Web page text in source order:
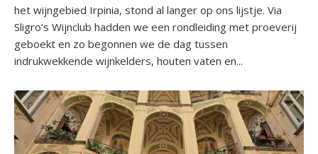
het wijngebied Irpinia, stond al langer op ons lijstje. Via
Sligro’s Wijnclub hadden we een rondleiding met proeverij
geboekt en zo begonnen we de dag tussen
indrukwekkende wijnkelders, houten vaten en...